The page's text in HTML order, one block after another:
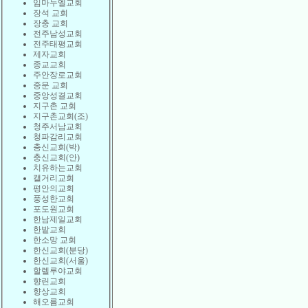
임마누엘교회
장석 교회
장충 교회
전주남성교회
전주태평교회
제자교회
종교교회
주안장로교회
중문 교회
중앙성결교회
지구촌 교회
지구촌교회(조)
청주서남교회
청파감리교회
충신교회(박)
충신교회(안)
치유하는교회
캘거리교회
평안의교회
풍성한교회
포도원교회
한남제일교회
한밭교회
한소망 교회
한신교회(분당)
한신교회(서울)
할렐루야교회
향린교회
향상교회
해오름교회